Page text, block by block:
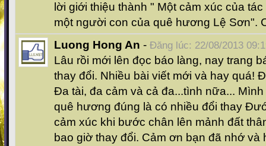
lời giới thiệu thành " Một cảm xúc của
một người con của quê hương Lệ Sơn".
Luong Hong An - Đăng lúc: 22/08/2013
Lâu rồi mới lên đọc báo làng, nay trang
thay đổi. Nhiều bài viết mới và hay quá!
Đa tài, đa cảm và cả đa...tình nữa...
quê hương đúng là có nhiều đổi thay
cảm xúc khi bước chân lên mảnh đất
bao giờ thay đổi. Cảm ơn bạn đã nhớ và